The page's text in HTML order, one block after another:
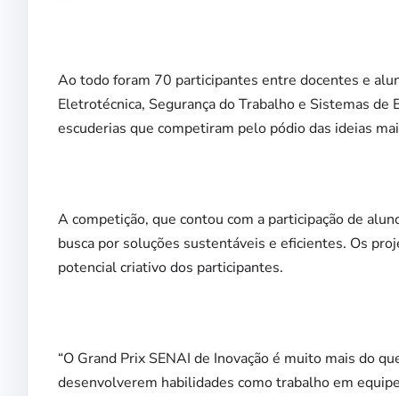
Ao todo foram 70 participantes entre docentes e
Eletrotécnica, Segurança do Trabalho e Sistemas
escuderias que competiram pelo pódio das ideias
A competição, que contou com a participação de
busca por soluções sustentáveis e eficientes. Os
potencial criativo dos participantes.
“O Grand Prix SENAI de Inovação é muito mais do
desenvolverem habilidades como trabalho em